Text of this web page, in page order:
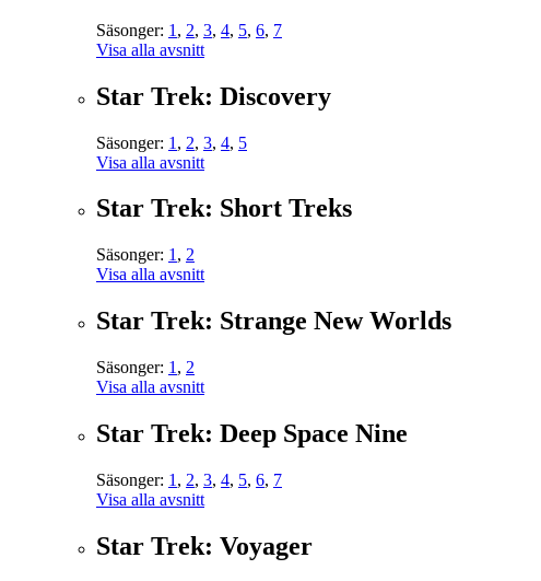
Säsonger: 1 , 2, 3, 4, 5, 6, 7
Visa alla avsnitt
Star Trek: Discovery
Säsonger: 1 , 2, 3, 4, 5
Visa alla avsnitt
Star Trek: Short Treks
Säsonger: 1 , 2
Visa alla avsnitt
Star Trek: Strange New Worlds
Säsonger: 1 , 2
Visa alla avsnitt
Star Trek: Deep Space Nine
Säsonger: 1 , 2, 3, 4, 5, 6, 7
Visa alla avsnitt
Star Trek: Voyager